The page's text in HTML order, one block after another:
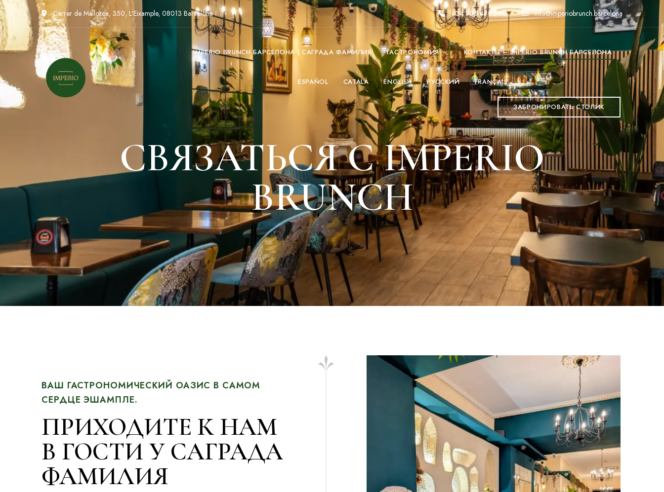
Carrer de Mallorca, 350, L'Eixample, 08013 Barcelona +34 935 41 80 70 info@imperiobrunch.barcelona
IMPERIO BRUNCH БАРСЕЛОНА | САГРАДА ФАМИЛИЯ ГАСТРОНОМИЯ КОНТАКТЫ – IMPERIO BRUNCH БАРСЕЛОНА
ESPAÑOL CATALÀ ENGLISH РУССКИЙ FRANÇAIS
ЗАБРОНИРОВАТЬ СТОЛИК
СВЯЗАТЬСЯ С IMPERIO
BRUNCH
ВАШ ГАСТРОНОМИЧЕСКИЙ ОАЗИС В САМОМ
СЕРДЦЕ ЭШАМПЛЕ.
ПРИХОДИТЕ К НАМ
В ГОСТИ У САГРАДА
ФАМИЛИЯ